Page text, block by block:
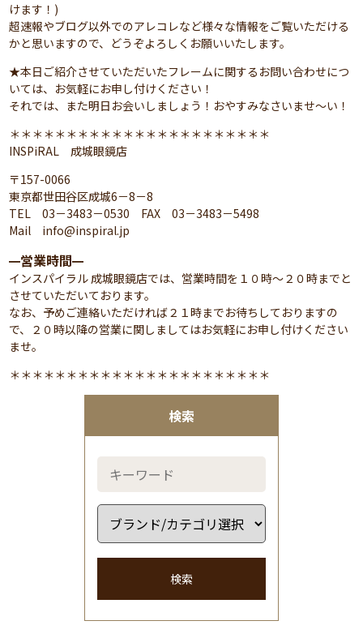
検索
検索
けます！)
超速報やブログ以外でのアレコレなど様々な情報をご覧いただける
かと思いますので、どうぞよろしくお願いいたします。
★本日ご紹介させていただいたフレームに関するお問い合わせにつ
いては、お気軽にお申し付けください！
それでは、また明日お会いしましょう！おやすみなさいませ～い！
＊＊＊＊＊＊＊＊＊＊＊＊＊＊＊＊＊＊＊＊＊＊＊
INSPiRAL 成城眼鏡店
〒157-0066
東京都世田谷区成城6－8－8
TEL 03－3483－0530 FAX 03－3483－5498
Mail info@inspiral.jp
━営業時間━
インスパイラル 成城眼鏡店では、営業時間を１０時～２０時までと
させていただいております。
なお、予めご連絡いただければ２１時までお待ちしておりますの
で、２０時以降の営業に関しましてはお気軽にお申し付けください
ませ。
＊＊＊＊＊＊＊＊＊＊＊＊＊＊＊＊＊＊＊＊＊＊＊